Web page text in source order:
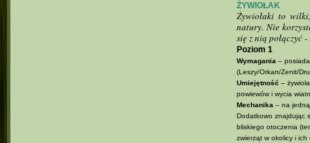
ŻYWIOŁAK
Żywiołaki to
natury. Nie
się z nią połączyć
Poziom 1
Wymagania–
(Leszy/Orkan/Zenit/
Umiejętność –
powiewów i wycia
Mechanika– na jedną
Dodatkowo znajdując
bliskiego otoczenia
zwierząt w okolicy i ich